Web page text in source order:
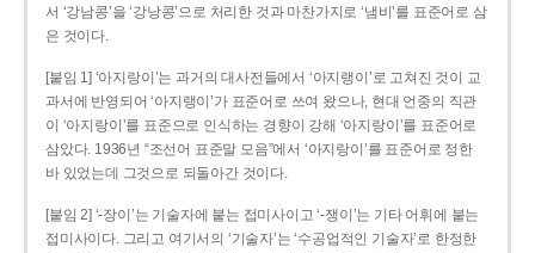
서 ‘강남콩’을 ‘강낭콩’으로 처리한 것과 마찬가지로 ‘냄비’를 표준어로 삼
은 것이다.
[붙임 1] ‘아지랑이’는 과거의 대사전들에서 ‘아지랭이’로 고쳐진 것이 교
과서에 반영되어 ‘아지랭이’가 표준어로 쓰여 왔으나, 현대 언중의 직관
이 ‘아지랑이’를 표준으로 인식하는 경향이 강해 ‘아지랑이’를 표준어로
삼았다. 1936년 “조선어 표준말 모음”에서 ‘아지랑이’를 표준어로 정한
바 있었는데 그것으로 되돌아간 것이다.
[붙임 2] ‘-장이’는 기술자에 붙는 접미사이고 ‘-쟁이’는 기타 어휘에 붙는
접미사이다. 그리고 여기서의 ‘기술자’는 ‘수공업적인 기술자’로 한정한